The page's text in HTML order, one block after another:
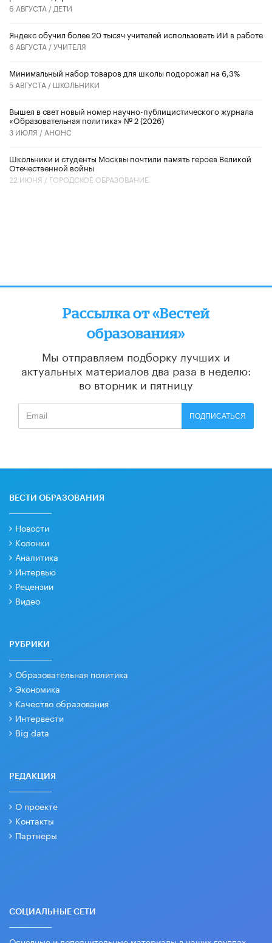
6 АВГУСТА / ДЕТИ
​Яндекс обучил более 20 тысяч учителей использовать ИИ в работе
6 АВГУСТА /УЧИТЕЛЯ
Минимальный набор товаров для школы подорожал на 6,3%
5 АВГУСТА / ШКОЛЬНИКИ
Вышел в свет новый номер научно-публицистического журнала
«Образовательная политика» № 2 (2026)
3 ИЮЛЯ / АНОНС
Школьники и студенты Москвы почтили память героев Великой
Отечественной войны
22 ИЮНЯ / ГОРОДСКОЕ ОБРАЗОВАНИЕ
Рассылка от «Вестей
образования»
Мы отправляем подборку лучших и
актуальных материалов два раза в неделю:
во вторник и пятницу
ПОДПИСАТЬСЯ
ВЕСТИ ОБРАЗОВАНИЯ
Новости
Колонки
Аналитика
Интервью
Рецензии
Видео
РУБРИКИ
Образовательная политика
Экономика
Качество образования
Интервести
Big data
РЕДАКЦИЯ
О проекте
Контакты
Партнеры
СОЦИАЛЬНЫЕ СЕТИ